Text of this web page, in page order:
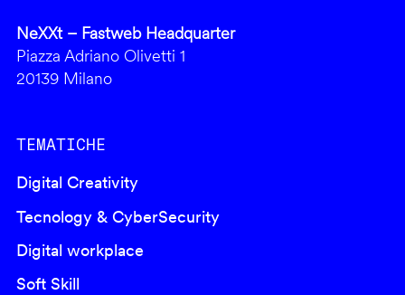
NeXXt – Fastweb Headquarter
Piazza Adriano Olivetti 1
20139 Milano
TEMATICHE
Digital Creativity
Tecnology & CyberSecurity
Digital workplace
Soft Skill